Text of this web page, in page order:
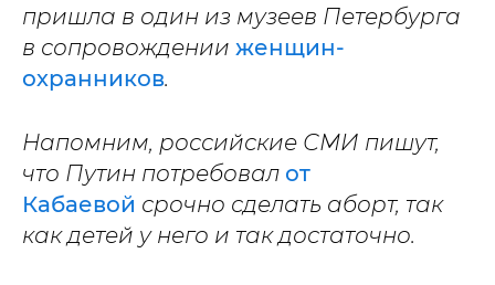
пришла в один из музеев Петербурга
в сопровождении женщин-
охранников.
Напомним, российские СМИ пишут,
что Путин потребовал от
Кабаевой срочно сделать аборт, так
как детей у него и так достаточно.